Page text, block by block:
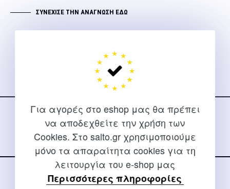
Για αγορές στο eshop μας θα πρέπει
να αποδεχθείτε την χρήση των
Cookies. Στο salto.gr χρησιμοποιούμε
μόνο τα απαραίτητα cookies για τη
λειτουργία του e-shop μας
Περισσότερες πληροφορίες
ΣΥΝΈΧΙΣΕ ΤΗΝ ΑΝΆΓΝΩΣΗ ΕΔΏ
Ακολουθήστε μας
ΕΠΙΚΟΙΝΩΝΊΑ